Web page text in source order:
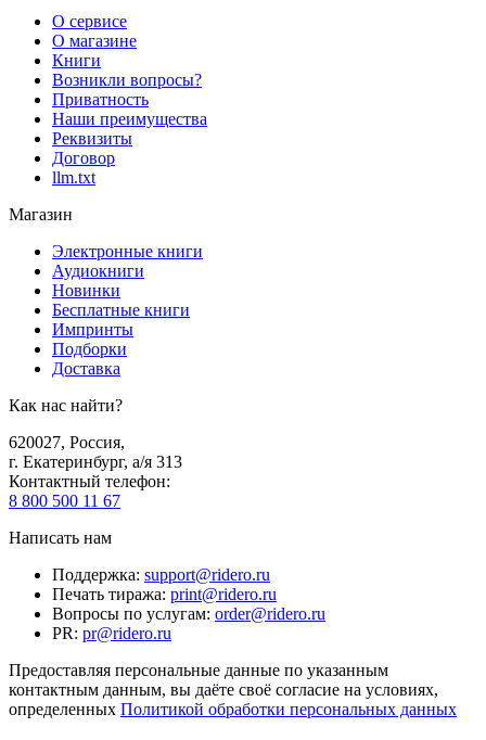
О сервисе
О магазине
Книги
Возникли вопросы?
Приватность
Наши преимущества
Реквизиты
Договор
llm.txt
Магазин
Электронные книги
Аудиокниги
Новинки
Бесплатные книги
Импринты
Подборки
Доставка
Как нас найти?
620027, Россия,
г. Екатеринбург, а/я 313
Контактный телефон:
8 800 500 11 67
Написать нам
Поддержка: support@ridero.ru
Печать тиража: print@ridero.ru
Вопросы по услугам: order@ridero.ru
PR: pr@ridero.ru
Предоставляя персональные данные по указанным
контактным данным, вы даёте своё согласие на условиях,
определенных Политикой обработки персональных данных